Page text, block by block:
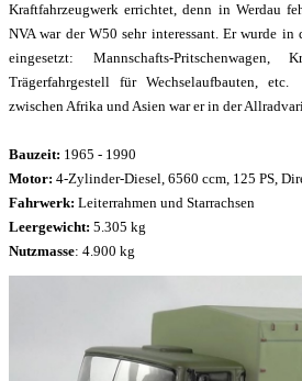
Kraftfahrzeugwerk errichtet, denn in Werdau
NVA war der W50 sehr interessant. Er wurde in
eingesetzt: Mannschafts-Pritschenwagen,
Trägerfahrgestell für Wechselaufbauten,
zwischen Afrika und Asien war er in der
Bauzeit: 1965 - 1990
Motor: 4-Zylinder-Diesel, 6560 ccm, 125 PS,
Fahrwerk: Leiterrahmen und Starrachsen
Leergewicht: 5.305 kg
Nutzmasse: 4.900 kg